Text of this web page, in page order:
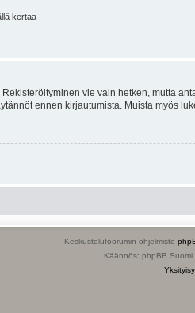
kertaa
vie vain hetken, mutta
ennen kirjautumista. Muista myös
Keskustelufoorumin ohjelmisto
Käännös: phpBB